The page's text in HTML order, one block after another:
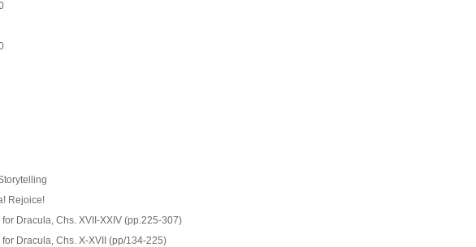
Rejoice!
Dracula, Chs. XVII-XXIV (pp.225-307)
Dracula, Chs. X-XVII (pp/134-225)